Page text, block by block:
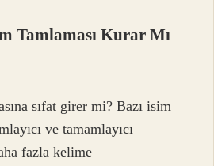
Tamlaması Kurar Mı
sıfat girer mi? Bazı isim
ve tamamlayıcı
fazla kelime